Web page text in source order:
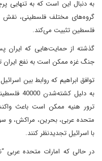
به دنبال این است که به تنهایی
گروه‌های مختلف فلسطینی، نقش
فلسطین تثبیت می‌کند.
گذشته از حمایت‌هایی که ایران
جنگ غزه ممکن است به نفع ایران
توافق ابراهیم که روابط بین
به دلیل
ترور هنیه ممکن است باعث
متحده عربی، بحرین، مراکش، و
با اسرائیل تجدیدنظر کنند.
در حالی که امارات متحده عربی